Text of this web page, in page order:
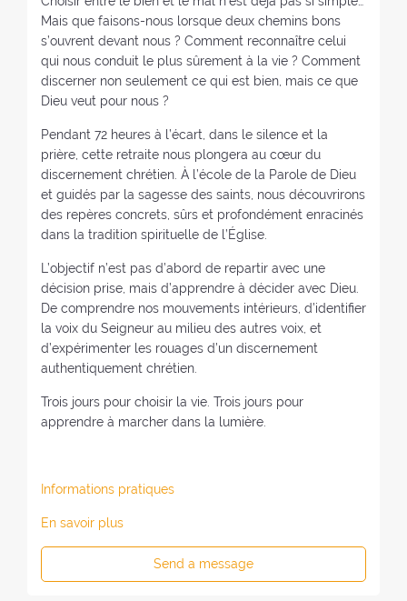
Mais que faisons-nous lorsque deux chemins bons
s’ouvrent devant nous ? Comment reconnaître celui
qui nous conduit le plus sûrement à la vie ? Comment
discerner non seulement ce qui est bien, mais ce que
Dieu veut pour nous ?
Pendant 72 heures à l’écart, dans le silence et la
prière, cette retraite nous plongera au cœur du
discernement chrétien. À l’école de la Parole de Dieu
et guidés par la sagesse des saints, nous découvrirons
des repères concrets, sûrs et profondément enracinés
dans la tradition spirituelle de l’Église.
L’objectif n’est pas d’abord de repartir avec une
décision prise, mais d’apprendre à décider avec Dieu.
De comprendre nos mouvements intérieurs, d’identifier
la voix du Seigneur au milieu des autres voix, et
d’expérimenter les rouages d’un discernement
authentiquement chrétien.
Trois jours pour choisir la vie. Trois jours pour
apprendre à marcher dans la lumière.
Informations pratiques
En savoir plus
Send a message